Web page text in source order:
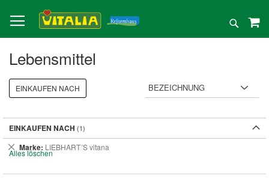
zum
Inhalt
Suche
Lebensmittel
EINKAUFEN NACH
EINKAUFEN NACH
Marke LIEBHART´S vitana
Dies
entfernen
Alles löschen